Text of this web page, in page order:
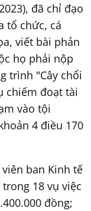
đã chỉ đạo
tổ chức, cá
viết bài phản
họ phải nộp
trình "Cây chổi
chiếm đoạt tài
vào tội
4 điều 170
ban Kinh tế
18 vụ việc
đồng;